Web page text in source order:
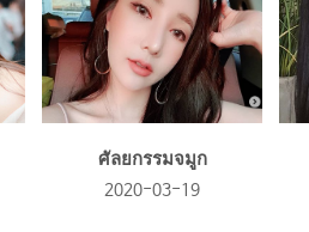
ศัลยกรรมจมูก
2020-03-19